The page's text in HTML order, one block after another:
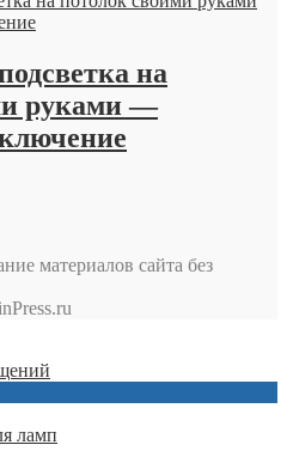
на
руками —
материалов сайта без
ламп